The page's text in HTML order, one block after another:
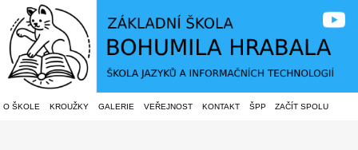
O ŠKOLE KROUŽKY GALERIE VEŘEJNOST KONTAKT ŠPP ZAČÍT SPOLU